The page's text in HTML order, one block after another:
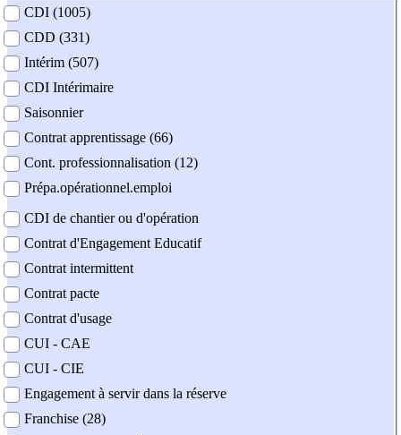
contrat
CDI (1005)
CDD (331)
Intérim (507)
CDI Intérimaire
Saisonnier
Contrat apprentissage (66)
Cont. professionnalisation (12)
Prépa.opérationnel.emploi
CDI de chantier ou d'opération
Contrat d'Engagement Educatif
Contrat intermittent
Contrat pacte
Contrat d'usage
CUI - CAE
CUI - CIE
Engagement à servir dans la réserve
Franchise (28)